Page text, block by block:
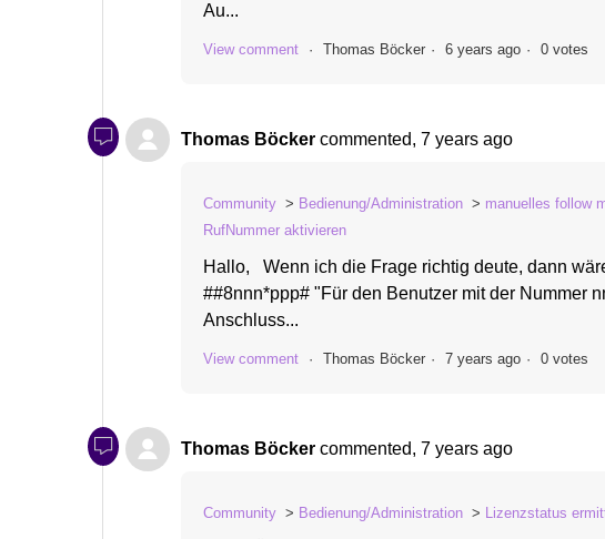
Au...
View comment Thomas Böcker 6 years ago 0 votes
Thomas Böcker commented, 7 years ago
Community Bedienung/Administration
manuelles follow
RufNummer aktivieren
Hallo, Wenn ich die Frage richtig deute, dann
##8nnn*ppp# "Für den Benutzer mit der Nummer
Anschluss...
View comment Thomas Böcker 7 years ago 0 votes
Thomas Böcker commented, 7 years ago
Community Bedienung/Administration Lizenzstatus